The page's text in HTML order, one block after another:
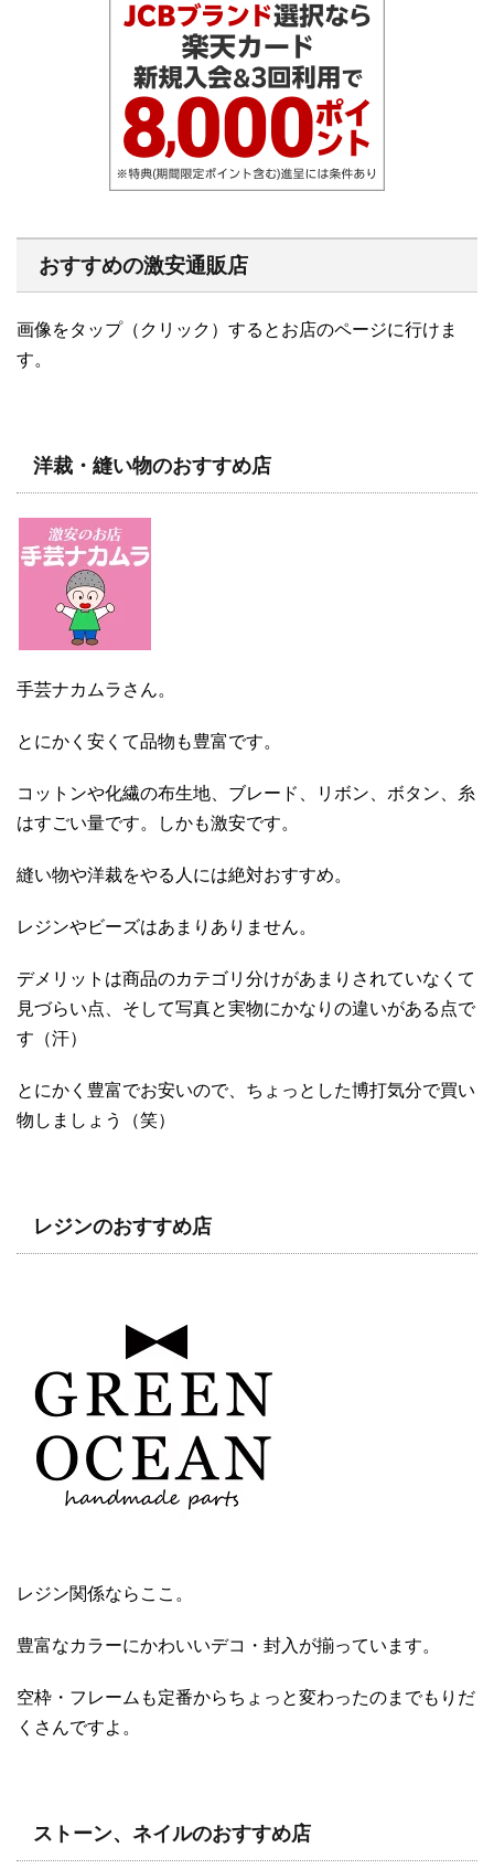
おすすめの激安通販店
画像をタップ（クリック）するとお店のページに行けま
す。
洋裁・縫い物のおすすめ店
手芸ナカムラさん。
とにかく安くて品物も豊富です。
コットンや化繊の布生地、ブレード、リボン、ボタン、糸
はすごい量です。しかも激安です。
縫い物や洋裁をやる人には絶対おすすめ。
レジンやビーズはあまりありません。
デメリットは商品のカテゴリ分けがあまりされていなくて
見づらい点、そして写真と実物にかなりの違いがある点で
す（汗）
とにかく豊富でお安いので、ちょっとした博打気分で買い
物しましょう（笑）
レジンのおすすめ店
レジン関係ならここ。
豊富なカラーにかわいいデコ・封入が揃っています。
空枠・フレームも定番からちょっと変わったのまでもりだ
くさんですよ。
ストーン、ネイルのおすすめ店